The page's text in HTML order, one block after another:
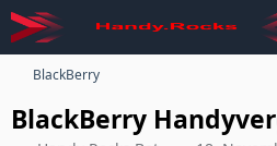
BlackBerry
BlackBerry